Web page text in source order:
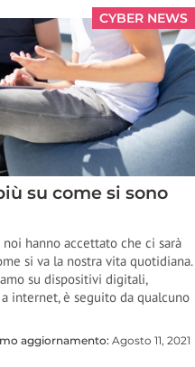
CYBER NEWS
su come si sono
hanno accettato che ci sarà
si va la nostra vita quotidiana.
su dispositivi digitali,
internet, è seguito da qualcuno
aggiornamento: Agosto 11, 2021